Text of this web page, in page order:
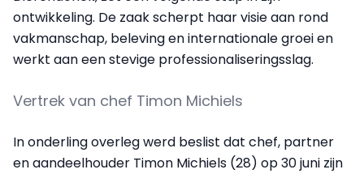
ontwikkeling. De zaak scherpt haar visie aan rond
vakmanschap, beleving en internationale groei en
werkt aan een stevige professionaliseringsslag.
Vertrek van chef Timon Michiels
In onderling overleg werd beslist dat chef, partner
en aandeelhouder Timon Michiels (28) op 30 juni zijn